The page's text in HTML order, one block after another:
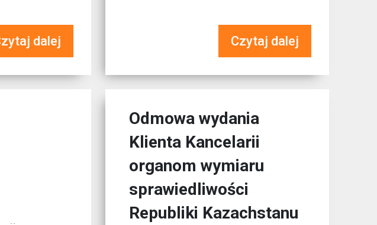
dalej Czytaj dalej
Odmowa wydania
Klienta Kancelarii
organom wymiaru
sprawiedliwości
Republiki Kazachstanu